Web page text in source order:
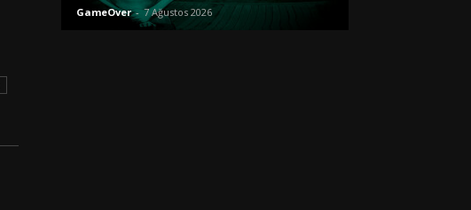
GameOver - 7 Ağustos 2026